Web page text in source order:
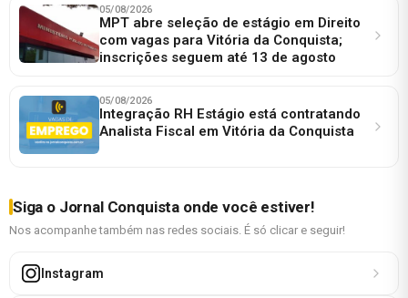
05/08/2026
MPT abre seleção de estágio em Direito
com vagas para Vitória da Conquista;
inscrições seguem até 13 de agosto
05/08/2026
Integração RH Estágio está contratando
Analista Fiscal em Vitória da Conquista
Siga o Jornal Conquista onde você estiver!
Nos acompanhe também nas redes sociais. É só clicar e seguir!
Instagram